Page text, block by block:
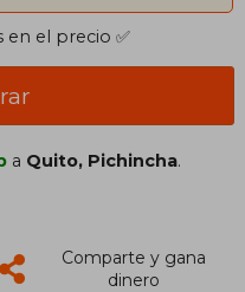
el precio ✅
a Quito, Pichincha.
Comparte y gana
dinero